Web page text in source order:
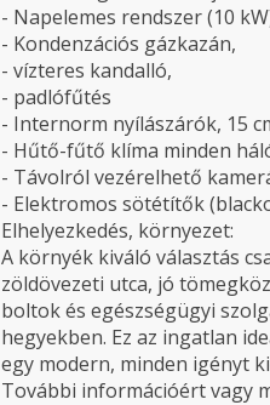
- Napelemes rendszer (10
- Kondenzációs gázkazán,
- vízteres kandalló,
- padlófűtés
- Internorm nyílászárók, 15
- Hűtő-fűtő klíma minden
- Távolról vezérelhető
- Elektromos sötétítők
Elhelyezkedés, környezet:
A környék kiváló választás
zöldövezeti utca, jó
boltok és egészségügyi
hegyekben. Ez az ingatlan
egy modern, minden igényt
További információért vagy